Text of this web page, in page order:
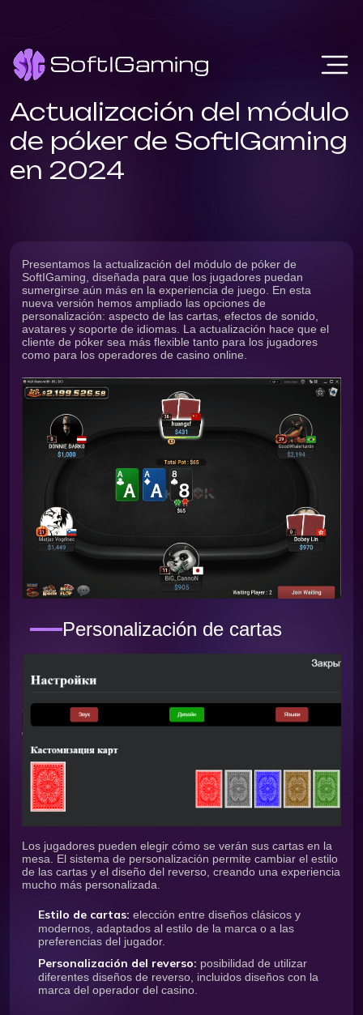
Actualización del módulo
de póker de SoftIGaming
en 2024
Presentamos la actualización del módulo de póker de
SoftIGaming, diseñada para que los jugadores puedan
sumergirse aún más en la experiencia de juego. En esta
nueva versión hemos ampliado las opciones de
personalización: aspecto de las cartas, efectos de sonido,
avatares y soporte de idiomas. La actualización hace que el
cliente de póker sea más flexible tanto para los jugadores
como para los operadores de casino online.
Personalización de cartas
Los jugadores pueden elegir cómo se verán sus cartas en la
mesa. El sistema de personalización permite cambiar el estilo
de las cartas y el diseño del reverso, creando una experiencia
mucho más personalizada.
Estilo de cartas: elección entre diseños clásicos y
modernos, adaptados al estilo de la marca o a las
preferencias del jugador.
Personalización del reverso: posibilidad de utilizar
diferentes diseños de reverso, incluidos diseños con la
marca del operador del casino.